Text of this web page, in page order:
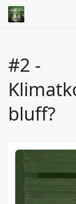
#2 -
bluff?